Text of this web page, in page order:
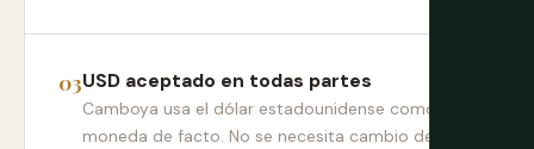
USD aceptado en todas partes
Camboya usa el dólar estadounidense como
moneda de facto. No se necesita cambio de